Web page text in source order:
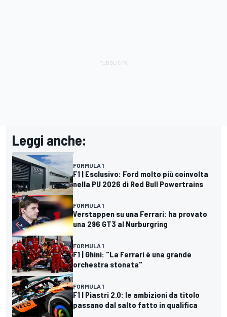
Leggi anche:
FORMULA 1
F1 | Esclusivo: Ford molto più coinvolta
nella PU 2026 di Red Bull Powertrains
FORMULA 1
Verstappen su una Ferrari: ha provato
una 296 GT3 al Nurburgring
FORMULA 1
F1 | Ghini: "La Ferrari è una grande
orchestra stonata"
FORMULA 1
F1 | Piastri 2.0: le ambizioni da titolo
passano dal salto fatto in qualifica